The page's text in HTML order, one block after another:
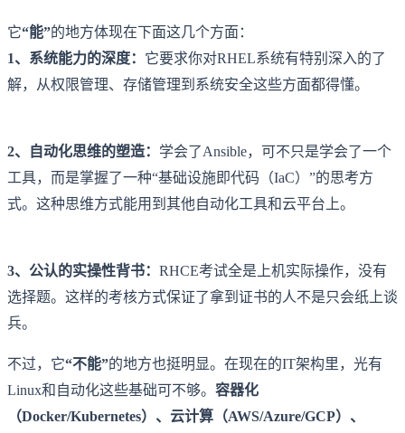
它“能”的地方体现在下面这几个方面：
1、系统能力的深度： 它要求你对RHEL系统有特别深入的了
解，从权限管理、存储管理到系统安全这些方面都得懂。
2、自动化思维的塑造： 学会了Ansible，可不只是学会了一个
工具，而是掌握了一种“基础设施即代码（IaC）”的思考方
式。这种思维方式能用到其他自动化工具和云平台上。
3、公认的实操性背书： RHCE考试全是上机实际操作，没有
选择题。这样的考核方式保证了拿到证书的人不是只会纸上谈
兵。
不过，它“不能”的地方也挺明显。在现在的IT架构里，光有
Linux和自动化这些基础可不够。 容器化
（Docker/Kubernetes）、云计算（AWS/Azure/GCP）、